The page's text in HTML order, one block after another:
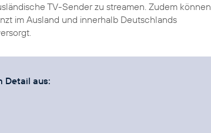
TV-Sender zu streamen. Zudem können
im Ausland und innerhalb Deutschlands
Detail aus: